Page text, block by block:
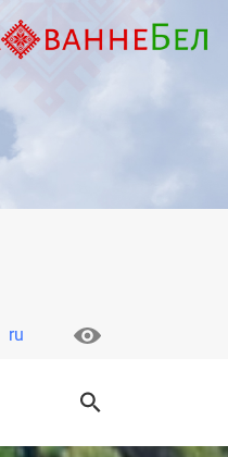
ru